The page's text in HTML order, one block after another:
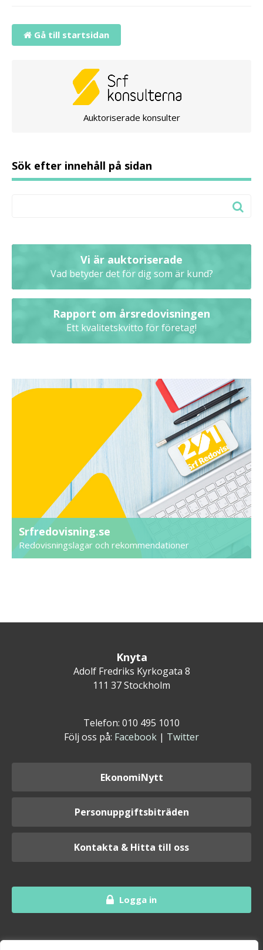
Gå till startsidan
Auktoriserade konsulter
Sök efter innehåll på sidan
Vi är auktoriserade
Vad betyder det för dig som är kund?
Rapport om årsredovisningen
Ett kvalitetskvitto för företag!
Srfredovisning.se
Redovisningslagar och rekommendationer
Knyta
Adolf Fredriks Kyrkogata 8
111 37 Stockholm
Telefon: 010 495 1010
Följ oss på: Facebook | Twitter
EkonomiNytt
Personuppgiftsbiträden
Kontakta & Hitta till oss
Logga in